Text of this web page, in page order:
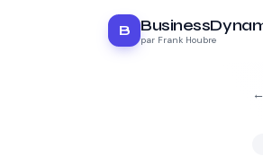
B
par Frank Houbre
←